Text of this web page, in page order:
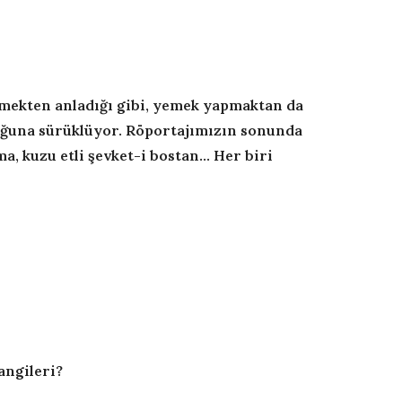
anladığı gibi, yemek yapmaktan da
sürüklüyor. Röportajımızın sonunda
kuzu etli şevket-i bostan… Her biri